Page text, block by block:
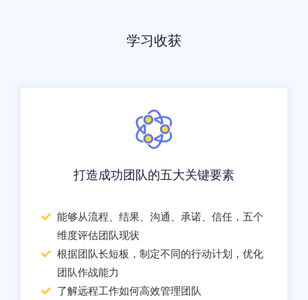
学习收获
打造成功团队的五大关键要素
能够从流程、结果、沟通、承诺、信任，五个
维度评估团队现状
根据团队长短板，制定不同的行动计划，优化
团队作战能力
了解远程工作如何高效管理团队